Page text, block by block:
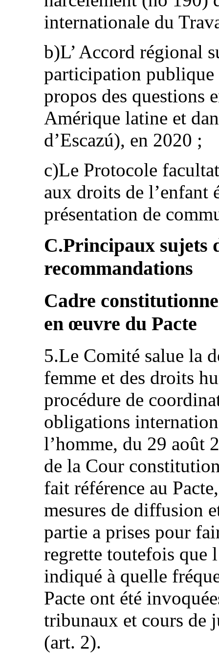
internationale du
b)L’ Accord régional
participation publique
propos des questions
Amérique latine et
d’Escazú), en 2020 ;
c)Le Protocole
aux droits de l’enfant
présentation de
C.Principaux sujets
recommandations
Cadre
en œuvre du Pacte
5.Le Comité salue la
femme et des droits
procédure de
obligations
l’homme, du 29 août
de la Cour
fait référence au
mesures de diffusion
partie a prises pour
regrette toutefois que
indiqué à quelle
Pacte ont été
tribunaux et cours de
(art. 2).